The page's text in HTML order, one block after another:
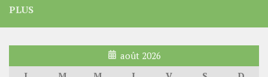
PLUS
août 2026